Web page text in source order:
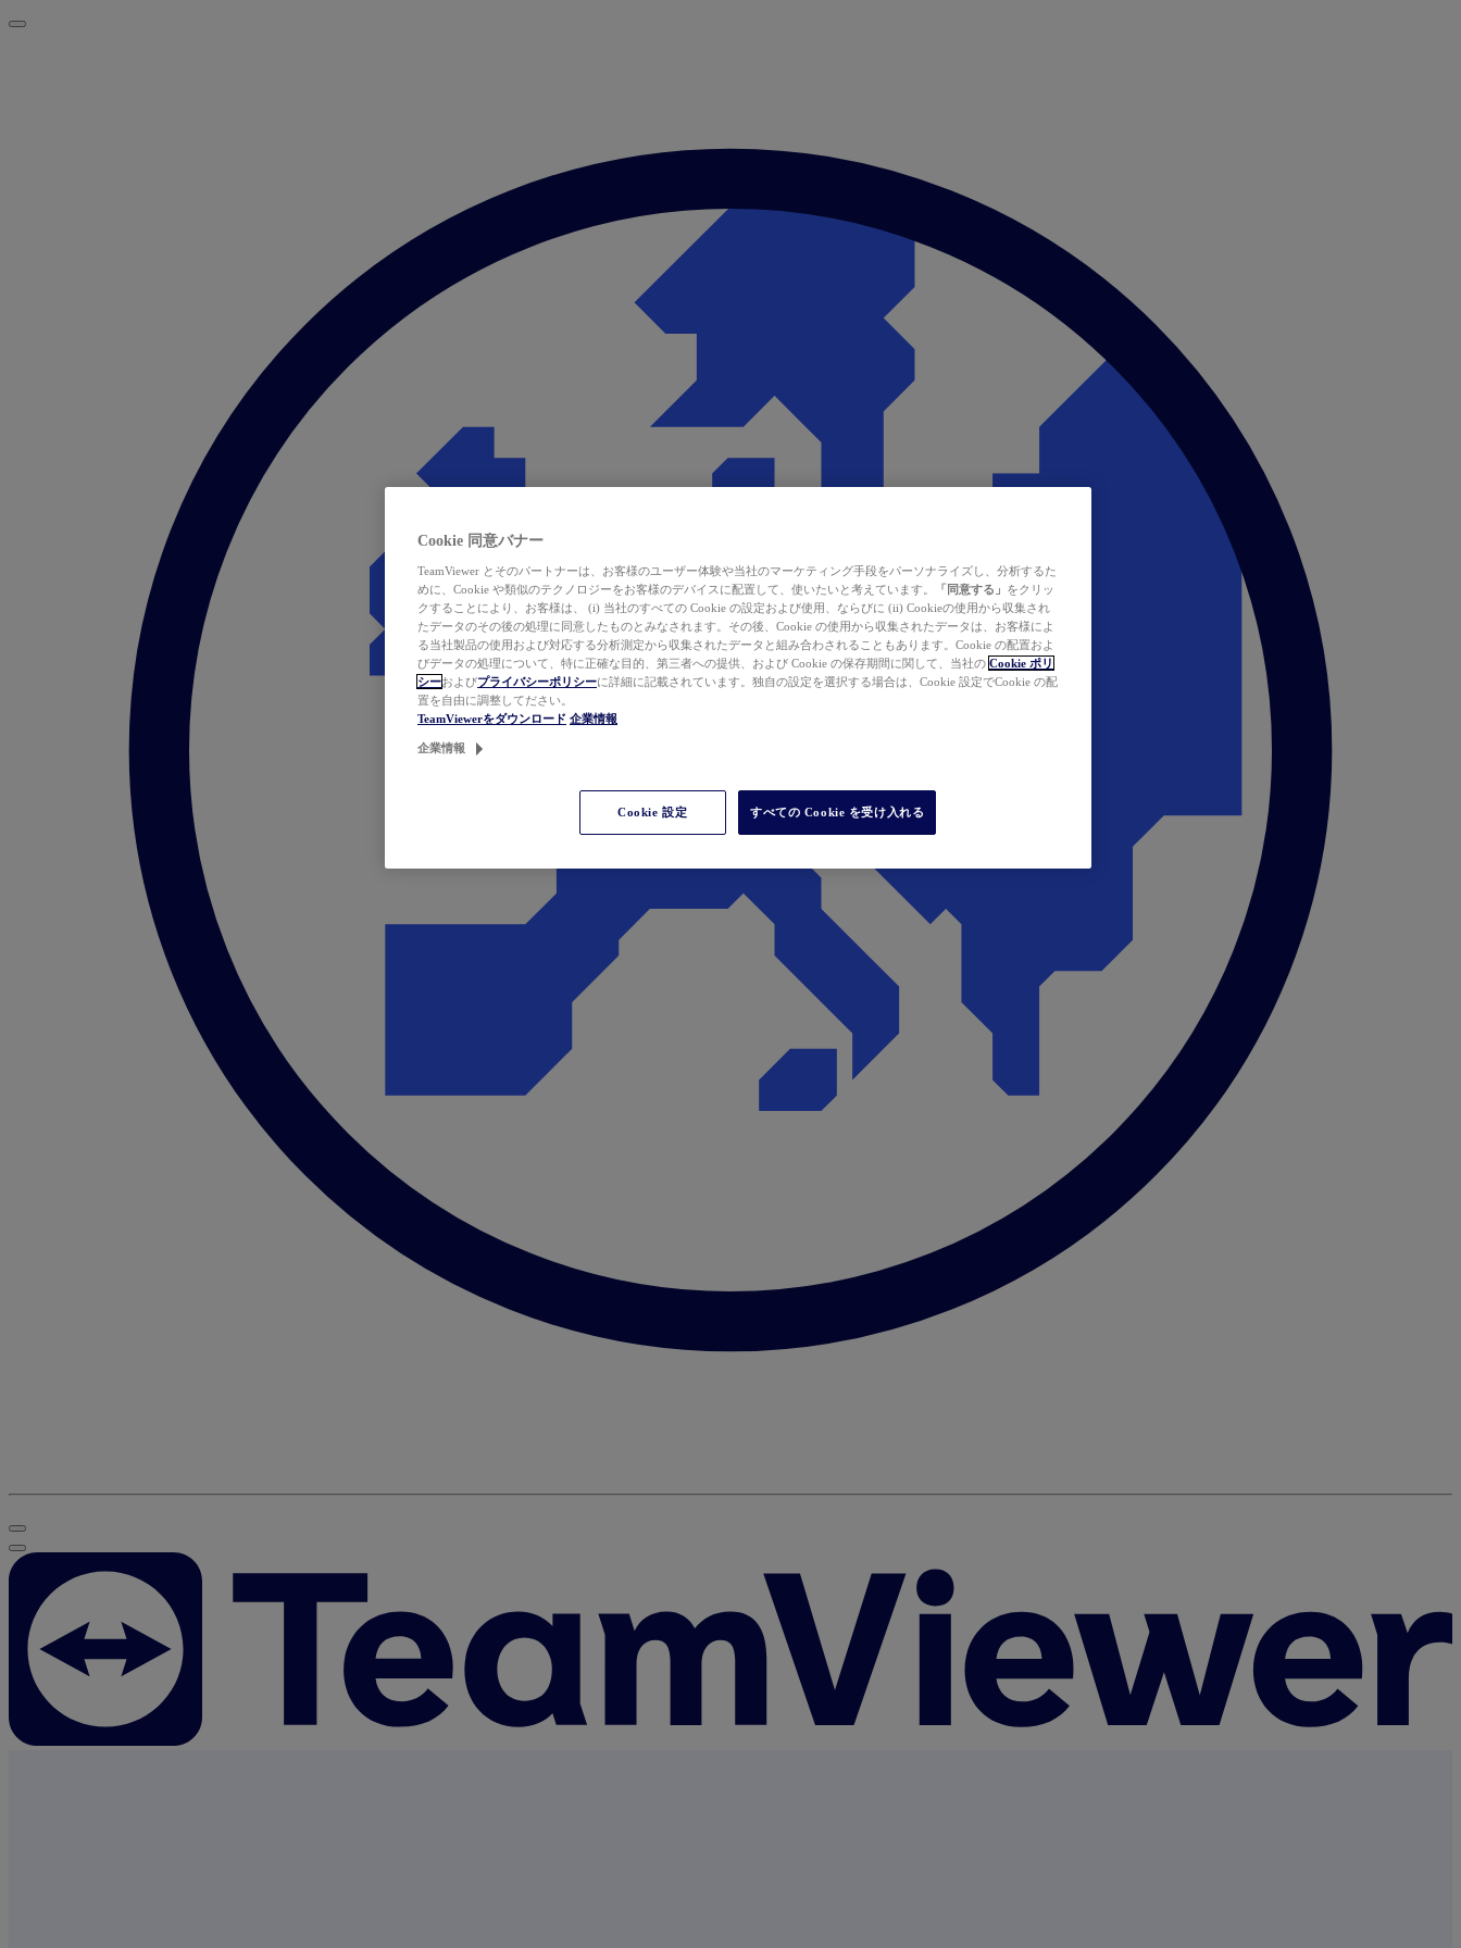
Cookie 同意バナー
TeamViewer とそのパートナーは、お客様のユーザー体験や当社のマーケティング手段をパーソナライズし、分析するた
めに、Cookie や類似のテクノロジーをお客様のデバイスに配置して、使いたいと考えています。
「同意する」 をクリッ
クすることにより、お客様は、 (i) 当社のすべての Cookie の設定および使用、ならびに (ii) Cookieの使用から収集され
たデータのその後の処理に同意したものとみなされます。その後、Cookie の使用から収集されたデータは、お客様によ
る当社製品の使用および対応する分析測定から収集されたデータと組み合わされることもあります。Cookie の配置およ
びデータの処理について、特に正確な目的、第三者への提供、および Cookie の保存期間に関して、当社の Cookie ポリ
シーおよびプライバシーポリシーに詳細に記載されています。独自の設定を選択する場合は、Cookie 設定でCookie の配
置を自由に調整してださい。
TeamViewerをダウンロード 企業情報
企業情報
Cookie 設定 すべての Cookie を受け入れる